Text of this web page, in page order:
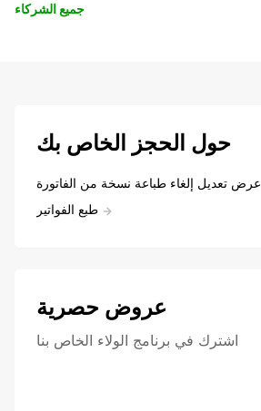
جميع الشركاء
حول الحجز الخاص بك
عرض تعديل إلغاء طباعة نسخة من الفاتورة
طبع الفواتير
عروض حصرية
اشترك في برنامج الولاء الخاص بنا